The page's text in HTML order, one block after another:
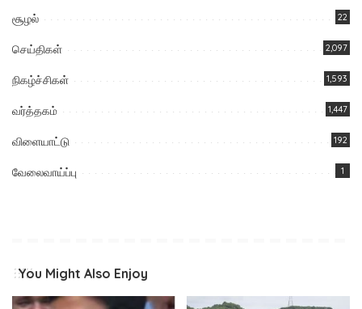
சூழல் 22
செய்திகள் 2,097
நிகழ்ச்சிகள் 1,593
வர்த்தகம் 1,447
விளையாட்டு 192
வேலைவாய்ப்பு 1
You Might Also Enjoy